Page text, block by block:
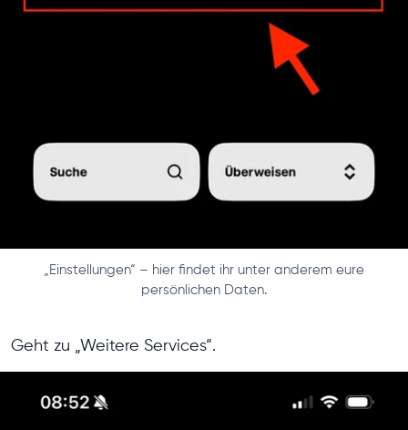
„Einstellungen“ – hier findet ihr unter anderem eure
persönlichen Daten.
Geht zu „Weitere Services“.